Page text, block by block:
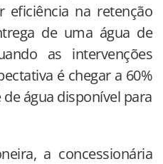
eficiência na retenção
de uma água de
as intervenções
é chegar a 60%
água disponível para
a concessionária